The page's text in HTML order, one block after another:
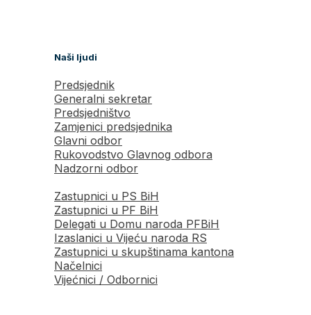
Naši ljudi
Predsjednik
Generalni sekretar
Predsjedništvo
Zamjenici predsjednika
Glavni odbor
Rukovodstvo Glavnog odbora
Nadzorni odbor
Zastupnici u PS BiH
Zastupnici u PF BiH
Delegati u Domu naroda PFBiH
Izaslanici u Vijeću naroda RS
Zastupnici u skupštinama kantona
Načelnici
Vijećnici / Odbornici